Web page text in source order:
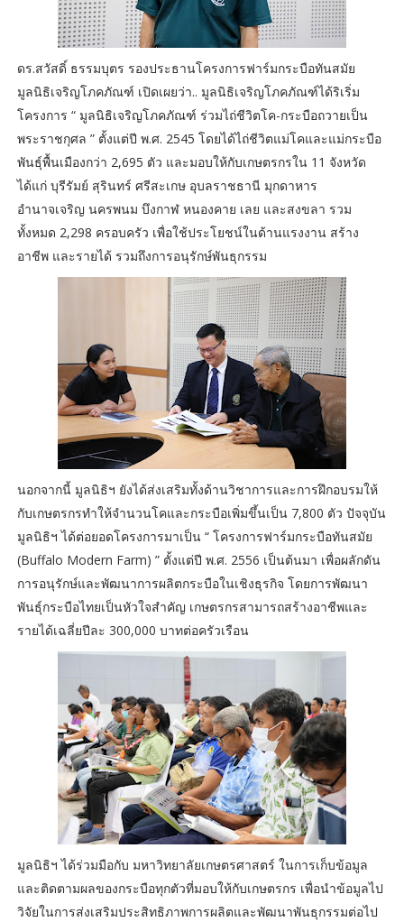
ดร.สวัสดิ์ ธรรมบุตร รองประธานโครงการฟาร์มกระบือทันสมัย
มูลนิธิเจริญโภคภัณฑ์ เปิดเผยว่า.. มูลนิธิเจริญโภคภัณฑ์ได้ริเริ่ม
โครงการ “ มูลนิธิเจริญโภคภัณฑ์ ร่วมไถ่ชีวิตโค-กระบือถวายเป็น
พระราชกุศล ” ตั้งแต่ปี พ.ศ. 2545 โดยได้ไถ่ชีวิตแม่โคและแม่กระบือ
พันธุ์พื้นเมืองกว่า 2,695 ตัว และมอบให้กับเกษตรกรใน 11 จังหวัด
ได้แก่ บุรีรัมย์ สุรินทร์ ศรีสะเกษ อุบลราชธานี มุกดาหาร
อำนาจเจริญ นครพนม บึงกาฬ หนองคาย เลย และสงขลา รวม
ทั้งหมด 2,298 ครอบครัว เพื่อใช้ประโยชน์ในด้านแรงงาน สร้าง
อาชีพ และรายได้ รวมถึงการอนุรักษ์พันธุกรรม
นอกจากนี้ มูลนิธิฯ ยังได้ส่งเสริมทั้งด้านวิชาการและการฝึกอบรมให้
กับเกษตรกรทำให้จำนวนโคและกระบือเพิ่มขึ้นเป็น 7,800 ตัว ปัจจุบัน
มูลนิธิฯ ได้ต่อยอดโครงการมาเป็น “ โครงการฟาร์มกระบือทันสมัย
(Buffalo Modern Farm) ” ตั้งแต่ปี พ.ศ. 2556 เป็นต้นมา เพื่อผลักดัน
การอนุรักษ์และพัฒนาการผลิตกระบือในเชิงธุรกิจ โดยการพัฒนา
พันธุ์กระบือไทยเป็นหัวใจสำคัญ เกษตรกรสามารถสร้างอาชีพและ
รายได้เฉลี่ยปีละ 300,000 บาทต่อครัวเรือน
มูลนิธิฯ ได้ร่วมมือกับ มหาวิทยาลัยเกษตรศาสตร์ ในการเก็บข้อมูล
และติดตามผลของกระบือทุกตัวที่มอบให้กับเกษตรกร เพื่อนำข้อมูลไป
วิจัยในการส่งเสริมประสิทธิภาพการผลิตและพัฒนาพันธุกรรมต่อไป